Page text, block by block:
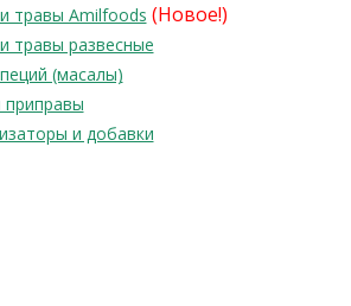
травы Amilfoods (Новое!)
травы развесные
(масалы)
приправы
и добавки